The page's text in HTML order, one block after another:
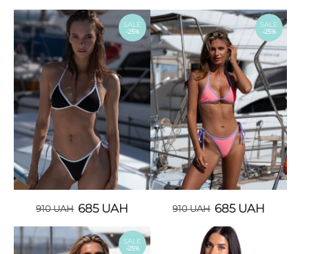
SALE
-25%
910UAH 685 UAH
SALE
-25%
910UAH 685 UAH
SALE
-25%